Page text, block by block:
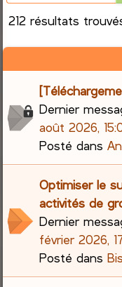
212 résultats
Dernier
août 2026,
Posté dans
Optimiser le
activités de
Dernier
février 2026,
Posté dans